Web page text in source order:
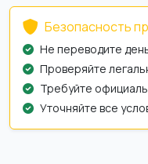
Безопасность
Не переводите
Проверяйте
Требуйте
Уточняйте все